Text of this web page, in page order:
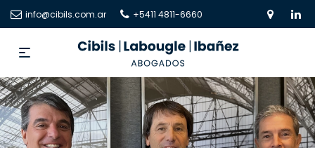
info@cibils.com.ar +5411 4811-6660